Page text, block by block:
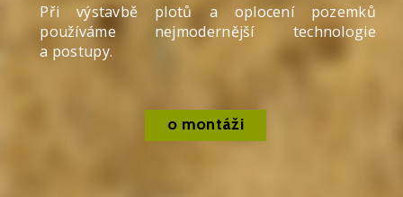
Při výstavbě plotů a oplocení pozemků
používáme nejmodernější technologie
a postupy.
o montáži